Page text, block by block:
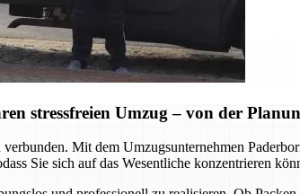
stressfreien Umzug – von der
Mit dem Umzugsunternehmen
Sie sich auf das Wesentliche konzentrieren